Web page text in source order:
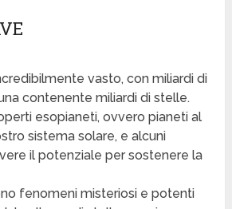
vasto, con miliardi di
contenente miliardi di stelle.
esopianeti, ovvero pianeti al
sistema solare, e alcuni
il potenziale per sostenere la
fenomeni misteriosi e potenti